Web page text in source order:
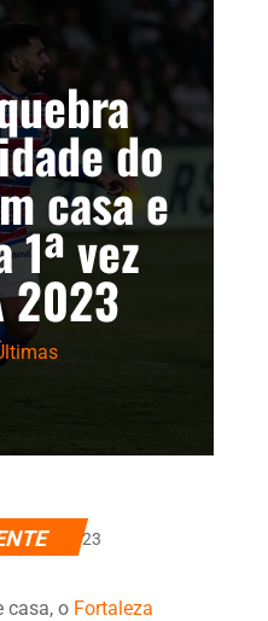
do
casa e
1ª vez
2023
de 2023
casa, o Fortaleza